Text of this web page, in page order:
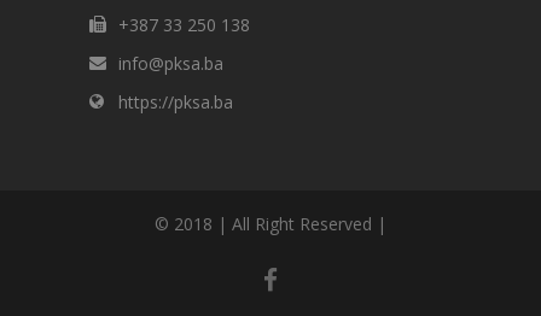
+387 33 250 138
info@pksa.ba
https://pksa.ba
© 2018 | All Right Reserved |